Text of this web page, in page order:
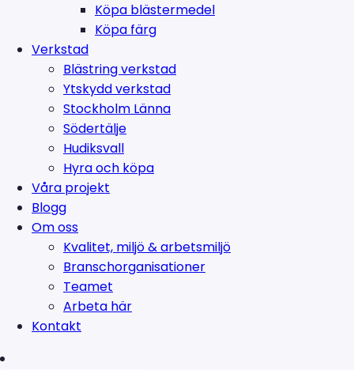
Köpa blästermedel
Köpa färg
Verkstad
Blästring verkstad
Ytskydd verkstad
Stockholm Länna
Södertälje
Hudiksvall
Hyra och köpa
Våra projekt
Blogg
Om oss
Kvalitet, miljö & arbetsmiljö
Branschorganisationer
Teamet
Arbeta här
Kontakt